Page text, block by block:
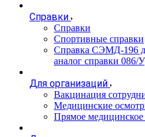
Справки
Справки
Спортивные справки
Справка СЭМД‑196
аналог справки 086/
Для организаций
Вакцинация
Медицинские
Прямое